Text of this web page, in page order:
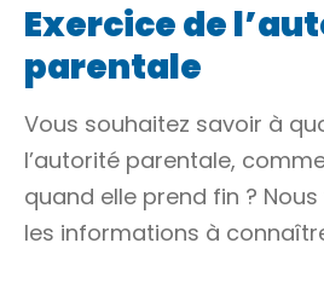
Exercice de
parentale
Vous souhaitez savoir à
l’autorité parentale,
quand elle prend fin ?
les informations à